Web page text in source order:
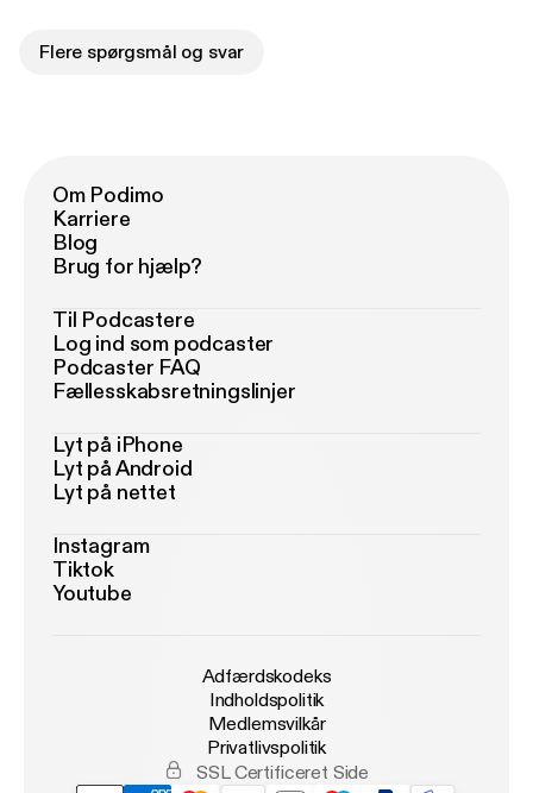
Flere spørgsmål og svar
Om Podimo
Karriere
Blog
Brug for hjælp?
Til Podcastere
Log ind som podcaster
Podcaster FAQ
Fællesskabsretningslinjer
Lyt på iPhone
Lyt på Android
Lyt på nettet
Instagram
Tiktok
Youtube
Adfærdskodeks
Indholdspolitik
Medlemsvilkår
Privatlivspolitik
SSL Certificeret Side